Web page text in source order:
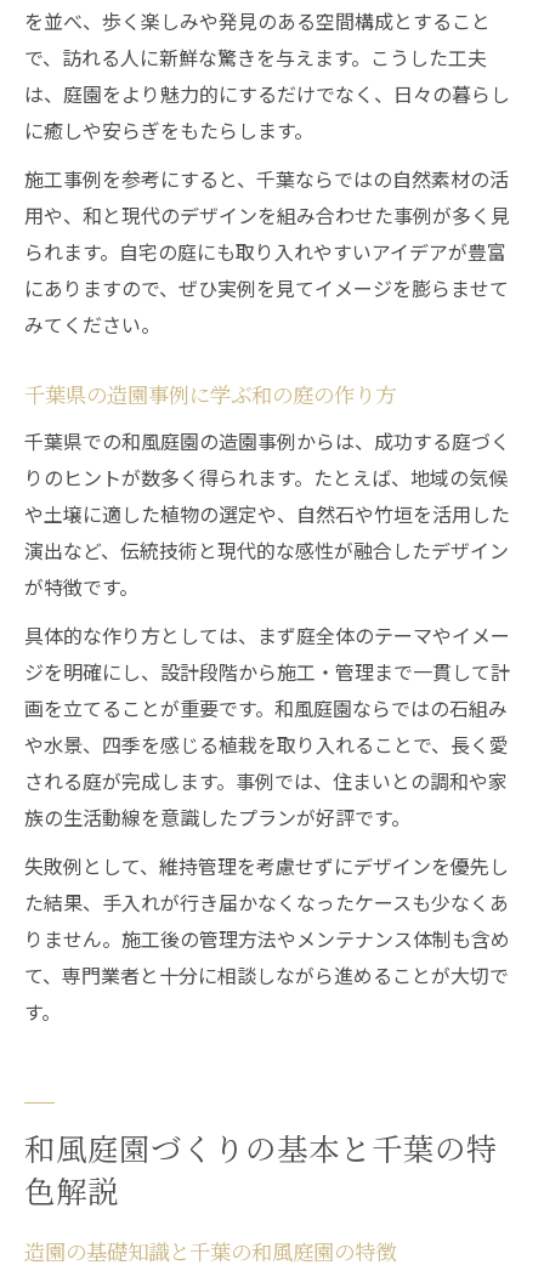
を並べ、歩く楽しみや発見のある空間構成とすること
で、訪れる人に新鮮な驚きを与えます。こうした工夫
は、庭園をより魅力的にするだけでなく、日々の暮らし
に癒しや安らぎをもたらします。
施工事例を参考にすると、千葉ならではの自然素材の活
用や、和と現代のデザインを組み合わせた事例が多く見
られます。自宅の庭にも取り入れやすいアイデアが豊富
にありますので、ぜひ実例を見てイメージを膨らませて
みてください。
千葉県の造園事例に学ぶ和の庭の作り方
千葉県での和風庭園の造園事例からは、成功する庭づく
りのヒントが数多く得られます。たとえば、地域の気候
や土壌に適した植物の選定や、自然石や竹垣を活用した
演出など、伝統技術と現代的な感性が融合したデザイン
が特徴です。
具体的な作り方としては、まず庭全体のテーマやイメー
ジを明確にし、設計段階から施工・管理まで一貫して計
画を立てることが重要です。和風庭園ならではの石組み
や水景、四季を感じる植栽を取り入れることで、長く愛
される庭が完成します。事例では、住まいとの調和や家
族の生活動線を意識したプランが好評です。
失敗例として、維持管理を考慮せずにデザインを優先し
た結果、手入れが行き届かなくなったケースも少なくあ
りません。施工後の管理方法やメンテナンス体制も含め
て、専門業者と十分に相談しながら進めることが大切で
す。
和風庭園づくりの基本と千葉の特
色解説
造園の基礎知識と千葉の和風庭園の特徴